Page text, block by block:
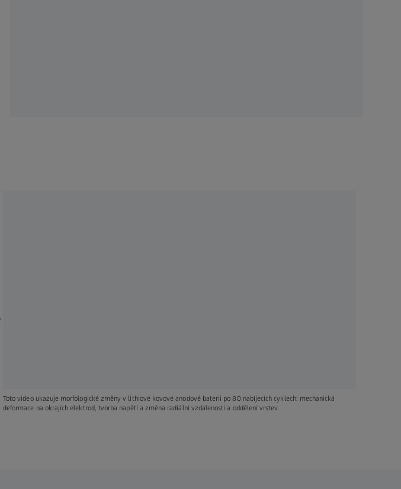
Toto video ukazuje morfologické změny v lithiové kovové anodové baterii po 80 nabíjecích cyklech: mechanická
deformace na okrajích elektrod, tvorba napětí a změna radiální vzdálenosti a oddělení vrstev.